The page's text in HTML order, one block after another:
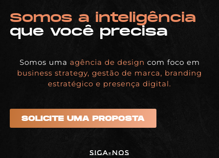
Somos a inteligência
que você precisa
Somos uma agência de design com foco em
business strategy, gestão de marca, branding
estratégico e presença digital.
SOLICITE UMA PROPOSTA
Siga-nos